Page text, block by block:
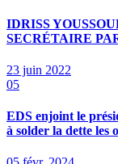
IDRISS
SECRÉTAIRE
23 juin 2022
05
EDS enjoint le
à solder la dette les